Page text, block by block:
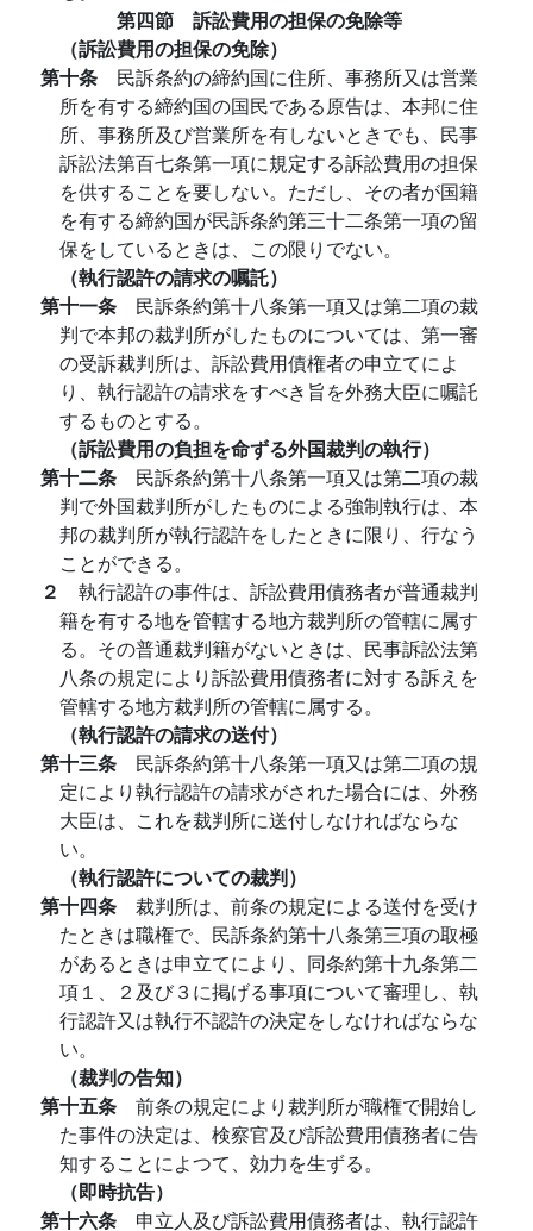
第四節 訴訟費用の担保の免除等
（訴訟費用の担保の免除）
第十条 民訴条約の締約国に住所、事務所又は営業
所を有する締約国の国民である原告は、本邦に住
所、事務所及び営業所を有しないときでも、民事
訴訟法第百七条第一項に規定する訴訟費用の担保
を供することを要しない。ただし、その者が国籍
を有する締約国が民訴条約第三十二条第一項の留
保をしているときは、この限りでない。
（執行認許の請求の嘱託）
第十一条 民訴条約第十八条第一項又は第二項の裁
判で本邦の裁判所がしたものについては、第一審
の受訴裁判所は、訴訟費用債権者の申立てによ
り、執行認許の請求をすべき旨を外務大臣に嘱託
するものとする。
（訴訟費用の負担を命ずる外国裁判の執行）
第十二条 民訴条約第十八条第一項又は第二項の裁
判で外国裁判所がしたものによる強制執行は、本
邦の裁判所が執行認許をしたときに限り、行なう
ことができる。
２ 執行認許の事件は、訴訟費用債務者が普通裁判
籍を有する地を管轄する地方裁判所の管轄に属す
る。その普通裁判籍がないときは、民事訴訟法第
八条の規定により訴訟費用債務者に対する訴えを
管轄する地方裁判所の管轄に属する。
（執行認許の請求の送付）
第十三条 民訴条約第十八条第一項又は第二項の規
定により執行認許の請求がされた場合には、外務
大臣は、これを裁判所に送付しなければならな
い。
（執行認許についての裁判）
第十四条 裁判所は、前条の規定による送付を受け
たときは職権で、民訴条約第十八条第三項の取極
があるときは申立てにより、同条約第十九条第二
項１、２及び３に掲げる事項について審理し、執
行認許又は執行不認許の決定をしなければならな
い。
（裁判の告知）
第十五条 前条の規定により裁判所が職権で開始し
た事件の決定は、検察官及び訴訟費用債務者に告
知することによつて、効力を生ずる。
（即時抗告）
第十六条 申立人及び訴訟費用債務者は、執行認許